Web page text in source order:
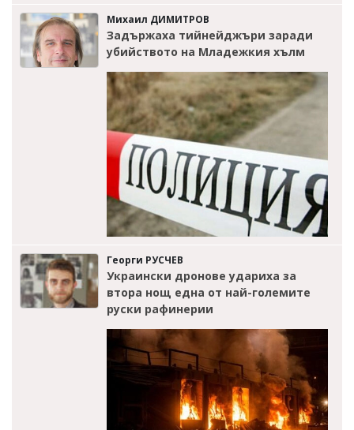
Михаил ДИМИТРОВ
Задържаха тийнейджъри заради
убийството на Младежкия хълм
Георги РУСЧЕВ
Украински дронове удариха за
втора нощ една от най-големите
руски рафинерии